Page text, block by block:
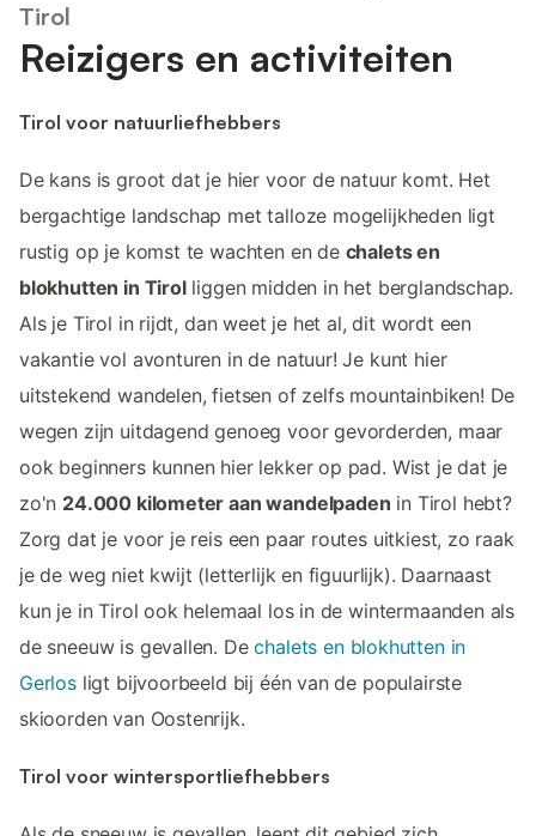
Tirol
Reizigers en activiteiten
Tirol voor natuurliefhebbers
De kans is groot dat je hier voor de natuur komt. Het
bergachtige landschap met talloze mogelijkheden ligt
rustig op je komst te wachten en de chalets en
blokhutten in Tirolliggen midden in het berglandschap.
Als je Tirol in rijdt, dan weet je het al, dit wordt een
vakantie vol avonturen in de natuur! Je kunt hier
uitstekend wandelen, fietsen of zelfs mountainbiken! De
wegen zijn uitdagend genoeg voor gevorderden, maar
ook beginners kunnen hier lekker op pad. Wist je dat je
zo'n 24.000 kilometer aan wandelpaden in Tirol hebt?
Zorg dat je voor je reis een paar routes uitkiest, zo raak
je de weg niet kwijt (letterlijk en figuurlijk). Daarnaast
kun je in Tirol ook helemaal los in de wintermaanden als
de sneeuw is gevallen. Dechalets en blokhutten in
Gerlosligt bijvoorbeeld bij één van de populairste
skioorden van Oostenrijk.
Tirol voor wintersportliefhebbers